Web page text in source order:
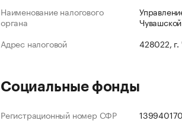
Наименование налогового
органа
Адрес налоговой
428022,
Социальные фонды
Регистрационный номер СФР